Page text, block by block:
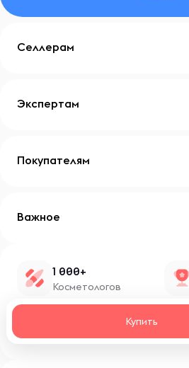
Купить
Селлерам
Экспертам
Покупателям
Важное
1 000+
Косметологов